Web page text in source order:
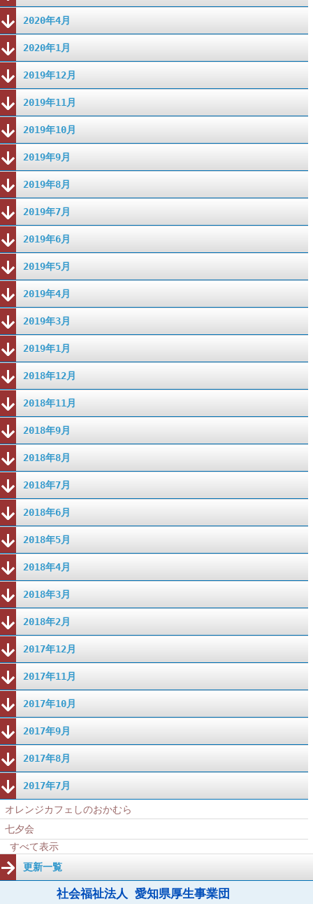
2020年4月
2020年1月
2019年12月
2019年11月
2019年10月
2019年9月
2019年8月
2019年7月
2019年6月
2019年5月
2019年4月
2019年3月
2019年1月
2018年12月
2018年11月
2018年9月
2018年8月
2018年7月
2018年6月
2018年5月
2018年4月
2018年3月
2018年2月
2017年12月
2017年11月
2017年10月
2017年9月
2017年8月
2017年7月
オレンジカフェしのおかむら
七夕会
すべて表示
更新一覧
社会福祉法人 愛知県厚生事業団